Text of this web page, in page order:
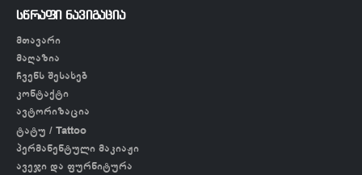
სწრაფი ნავიგაცია
მთავარი
მაღაზია
ჩვენს შესახებ
კონტაქტი
ავტორიზაცია
ტატუ / Tattoo
პერმანენტული მაკიაჟი
ავეჯი და ფურნიტურა